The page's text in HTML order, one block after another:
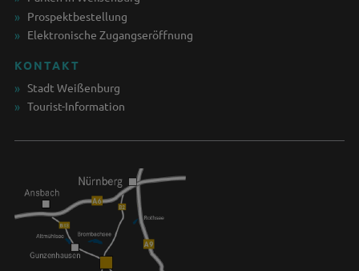
Prospektbestellung
Elektronische Zugangseröffnung
KONTAKT
Stadt Weißenburg
Tourist-Information